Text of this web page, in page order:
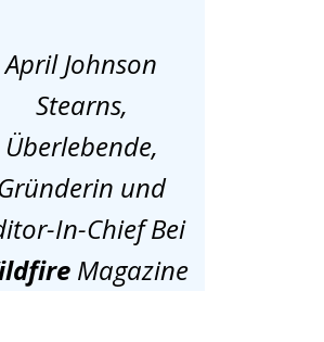
April Johnson
Stearns,
Überlebende,
und
In-Chief Bei
Magazine